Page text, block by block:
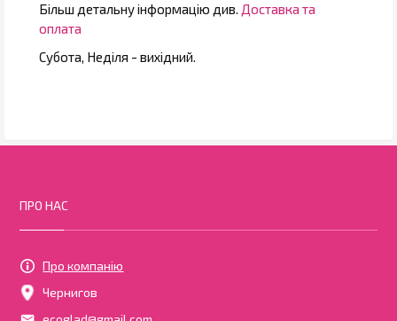
Більш детальну інформацію див. Доставка та
оплата
Субота, Неділя - вихідний.
ПРО НАС
Про компанію
Чернигов